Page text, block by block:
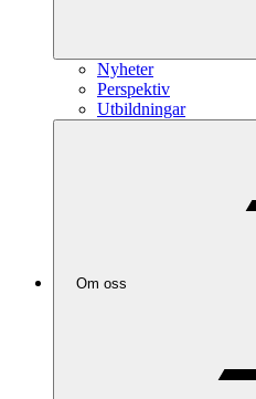
Nyheter
Perspektiv
Utbildningar
Om oss